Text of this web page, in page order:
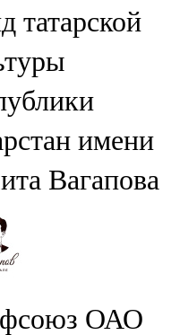
татарской
имени
Вагапова
ОАО